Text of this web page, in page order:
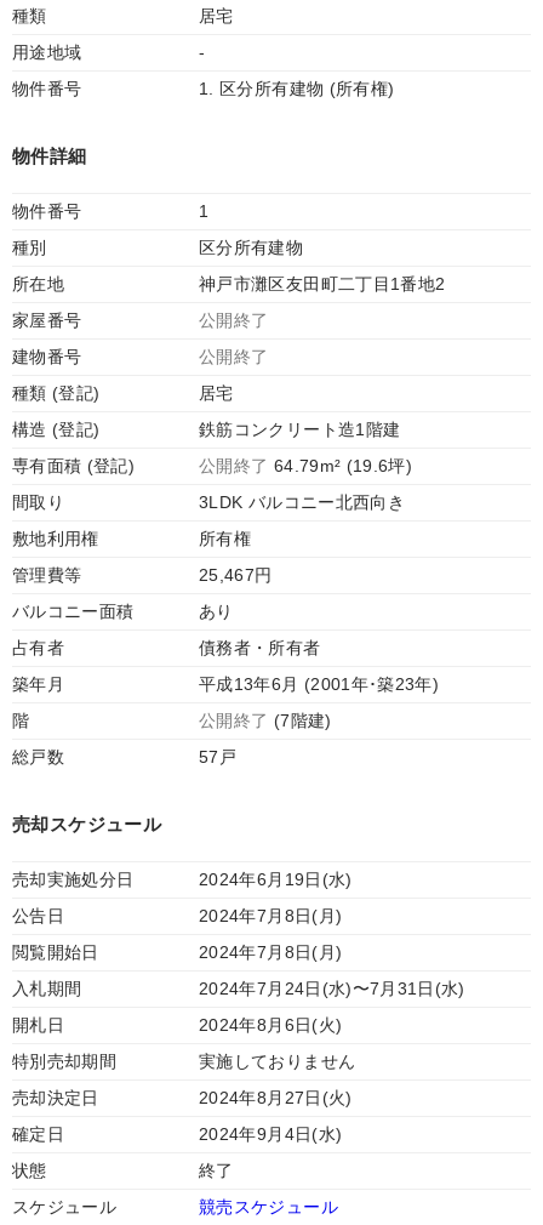
種類
居宅
用途地域
-
物件番号
1. 区分所有建物 (所有権)
物件詳細
物件番号
1
種別
区分所有建物
所在地
神戸市灘区友田町二丁目1番地2
家屋番号
公開終了
建物番号
公開終了
種類 (登記)
居宅
構造 (登記)
鉄筋コンクリート造1階建
専有面積 (登記)
公開終了 64.79m² (19.6坪)
間取り
3LDK バルコニー北西向き
敷地利用権
所有権
管理費等
25,467円
バルコニー面積
あり
占有者
債務者・所有者
築年月
平成13年6月 (2001年･築23年)
階
公開終了 (7階建)
総戸数
57戸
売却スケジュール
売却実施処分日
2024年6月19日(水)
公告日
2024年7月8日(月)
閲覧開始日
2024年7月8日(月)
入札期間
2024年7月24日(水)〜7月31日(水)
開札日
2024年8月6日(火)
特別売却期間
実施しておりません
売却決定日
2024年8月27日(火)
確定日
2024年9月4日(水)
状態
終了
スケジュール
競売スケジュール